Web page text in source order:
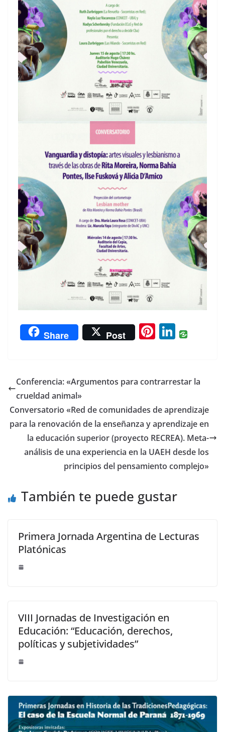
Share Post Pi
e
Li
e
n
Conferencia: «Argumentos para contrarrestar la
crueldad animal»
Conversatorio «Red de comunidades de aprendizaje
para la renovación de la enseñanza y aprendizaje en
la educación superior (proyecto RECREA). Meta-
análisis de una experiencia en la UAEH desde los
principios del pensamiento complejo»
También te puede gustar
Primera Jornada Argentina de Lecturas
Platónicas
VIII Jornadas de Investigación en
Educación: “Educación, derechos,
políticas y subjetividades”